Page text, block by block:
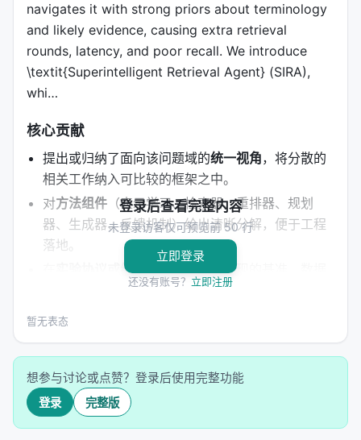
navigates it with strong priors about terminology
and likely evidence, causing extra retrieval
rounds, latency, and poor recall. We introduce
\textit{Superintelligent Retrieval Agent} (SIRA),
whi…
核心贡献
提出或归纳了面向该问题域的统一视角，将分散的
相关工作纳入可比较的框架之中。
对方法组件 （表示学习、检索器、重排器、规划
器、生成器、反馈机制）给出清晰分解，便于工程
落地。
实验协议或综述覆盖上提供可复现的基准、数据
集或分类表，降低后续研究者的入门成本。
讨论
移路径。
明确列出开放问题：评测可信度、延迟与成本、幻
觉与安全、跨语言与多模态扩展等。
登录后查看完整内容
未登录访客仅可预览前 50 行
立即登录
还没有账号？ 立即注册
暂无表态
想参与讨论或点赞？登录后使用完整功能
登录 完整版